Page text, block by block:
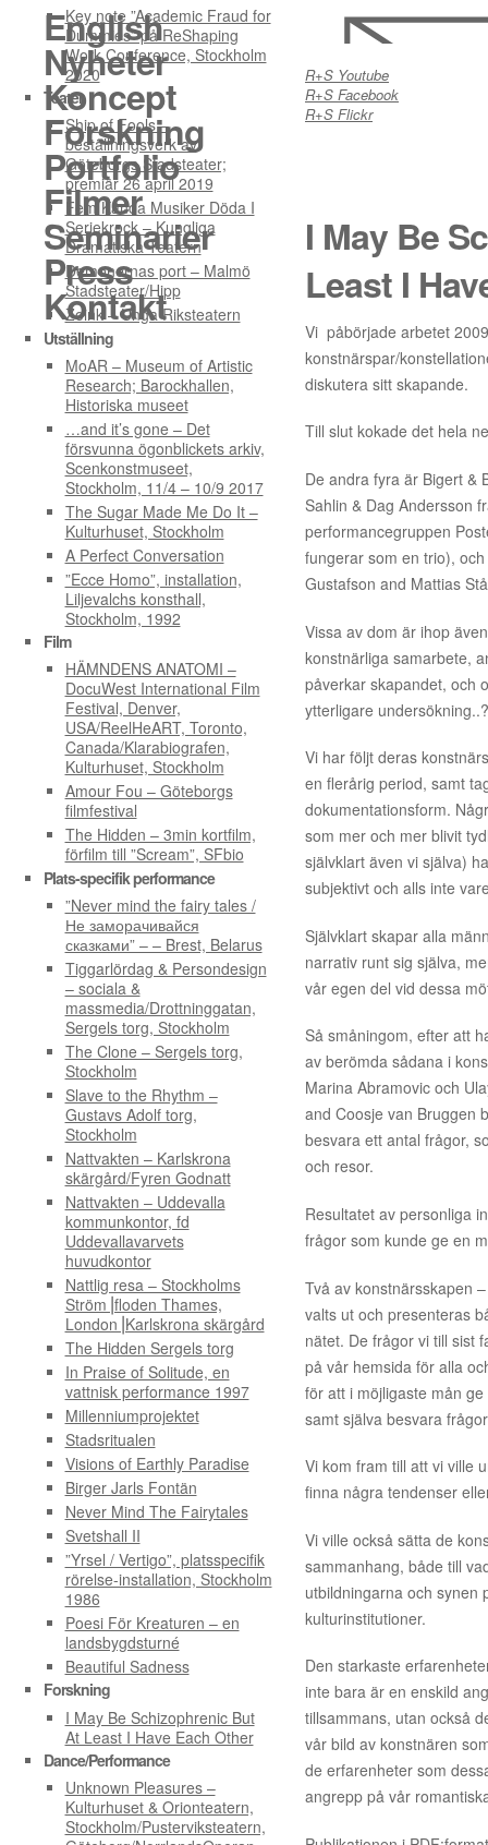
English
Nyheter
Koncept
Forskning
Portfolio
Filmer
Seminarier
Press
Kontakt
R+S Youtube
R+S Facebook
R+S Flickr
Key note ”Academic Fraud for
Dummies” på ReShaping
Work Conference, Stockholm
2020
Teater
Ship of Fools –
beställningsverk av
Göteborgs Stadsteater;
premiär 26 april 2019
Fem Kända Musiker Döda I
Seriekrock – Kungliga
Dramatiska Teatern
Demonernas port – Malmö
Stadsteater/Hipp
Zoink – Unga Riksteatern
Utställning
MoAR – Museum of Artistic
Research; Barockhallen,
Historiska museet
…and it’s gone – Det
försvunna ögonblickets arkiv,
Scenkonstmuseet,
Stockholm, 11/4 – 10/9 2017
The Sugar Made Me Do It –
Kulturhuset, Stockholm
A Perfect Conversation
”Ecce Homo”, installation,
Liljevalchs konsthall,
Stockholm, 1992
Film
HÄMNDENS ANATOMI –
DocuWest International Film
Festival, Denver,
USA/ReelHeART, Toronto,
Canada/Klarabiografen,
Kulturhuset, Stockholm
Amour Fou – Göteborgs
filmfestival
The Hidden – 3min kortfilm,
förfilm till ”Scream”, SFbio
Plats-specifik performance
”Never mind the fairy tales /
Не заморачивайся
сказками” – – Brest, Belarus
Tiggarlördag & Persondesign
– sociala &
massmedia/Drottninggatan,
Sergels torg, Stockholm
The Clone – Sergels torg,
Stockholm
Slave to the Rhythm –
Gustavs Adolf torg,
Stockholm
Nattvakten – Karlskrona
skärgård/Fyren Godnatt
Nattvakten – Uddevalla
kommunkontor, fd
Uddevallavarvets
huvudkontor
Nattlig resa – Stockholms
Ström⎟floden Thames,
London⎟Karlskrona skärgård
The Hidden Sergels torg
In Praise of Solitude, en
vattnisk performance 1997
Millenniumprojektet
Stadsritualen
Visions of Earthly Paradise
Birger Jarls Fontän
Never Mind The Fairytales
Svetshall II
”Yrsel / Vertigo”, platsspecifik
rörelse-installation, Stockholm
1986
Poesi För Kreaturen – en
landsbygdsturné
Beautiful Sadness
Forskning
I May Be Schizophrenic But
At Least I Have Each Other
Dance/Performance
Unknown Pleasures –
Kulturhuset & Orionteatern,
Stockholm/Pusterviksteatern,
I May Be
Least I
Vi påbörjade arbetet
konstnärspar/
diskutera sitt skapande.
Till slut kokade det hela
De andra fyra är Bigert &
Sahlin & Dag Andersson
performancegruppen
fungerar som en trio),
Gustafson and Mattias
Vissa av dom är ihop
konstnärliga samarbete,
påverkar skapandet, och
ytterligare undersökning..?
Vi har följt deras
en flerårig period, samt
dokumentationsform.
som mer och mer blivit
självklart även vi själva)
subjektivt och alls inte
Självklart skapar alla
narrativ runt sig själva,
vår egen del vid dessa
Så småningom, efter att
av berömda sådana i
Marina Abramovic och
and Coosje van Bruggen
besvara ett antal frågor,
och resor.
Resultatet av personliga
frågor som kunde ge en
Två av konstnärsskapen
valts ut och presenteras
nätet. De frågor vi till sist
på vår hemsida för alla
för att i möjligaste mån
samt själva besvara
Vi kom fram till att vi ville
finna några tendenser
Vi ville också sätta de
sammanhang, både till
utbildningarna och synen
kulturinstitutioner.
Den starkaste
inte bara är en enskild
tillsammans, utan också
vår bild av konstnären
de erfarenheter som
angrepp på vår